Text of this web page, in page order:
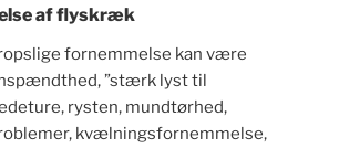
af flyskræk
fornemmelse kan være
”stærk lyst til
rysten, mundtørhed,
kvælningsfornemmelse,